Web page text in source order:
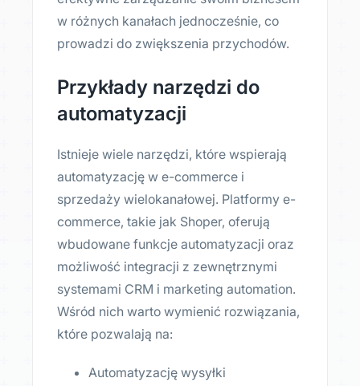
w różnych kanałach jednocześnie, co
prowadzi do zwiększenia przychodów.
Przykłady narzędzi do
automatyzacji
Istnieje wiele narzędzi, które wspierają
automatyzację w e-commerce i
sprzedaży wielokanałowej. Platformy e-
commerce, takie jak Shoper, oferują
wbudowane funkcje automatyzacji oraz
możliwość integracji z zewnętrznymi
systemami CRM i marketing automation.
Wśród nich warto wymienić rozwiązania,
które pozwalają na:
Automatyzację wysyłki